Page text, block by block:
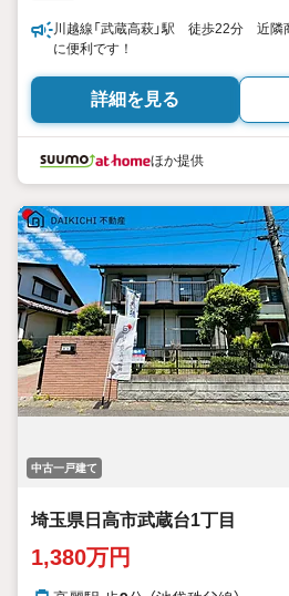
川越線「武蔵高萩」駅 徒歩22分 近隣
に便利です！
詳細を見る
ほか提供
中古一戸建て
埼玉県日高市武蔵台1丁目
1,380万円